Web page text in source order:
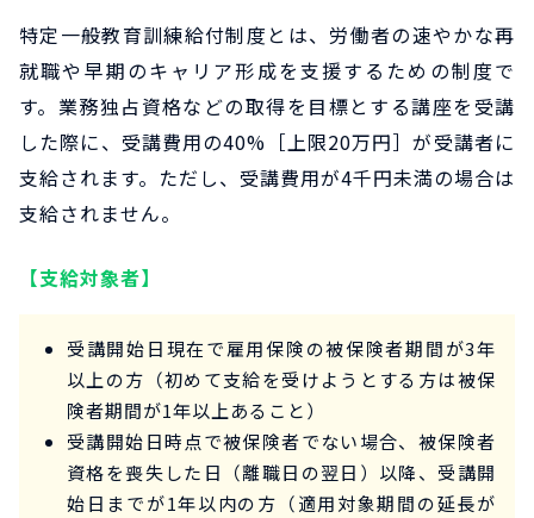
特定一般教育訓練給付制度とは、労働者の速やかな再
就職や早期のキャリア形成を支援するための制度で
す。業務独占資格などの取得を目標とする講座を受講
した際に、受講費用の40%［上限20万円］が受講者に
支給されます。ただし、受講費用が4千円未満の場合は
支給されません。
【支給対象者】
受講開始日現在で雇用保険の被保険者期間が3年
以上の方（初めて支給を受けようとする方は被保
険者期間が1年以上あること）
受講開始日時点で被保険者でない場合、被保険者
資格を喪失した日（離職日の翌日）以降、受講開
始日までが1年以内の方（適用対象期間の延長が